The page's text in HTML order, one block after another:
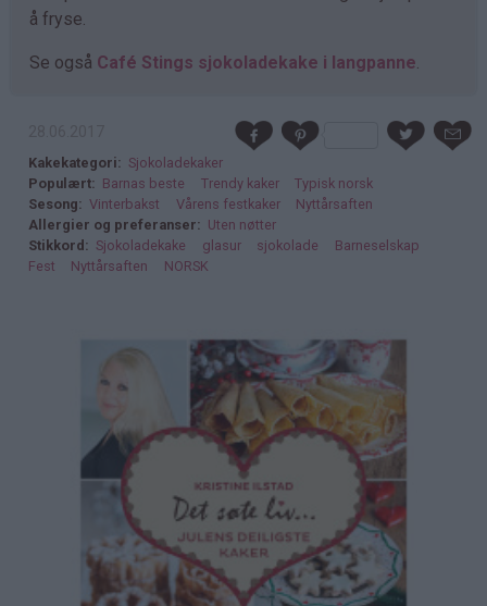
å fryse.
Se også Café Stings sjokoladekake i langpanne
Kakekategori
Sjokoladekaker
Populært
Barnas beste Trendy kaker
Typisk norsk
Sesong
Vinterbakst Vårens festkaker
Nyttårsaften
Allergier og preferanser
Uten nøtter
Stikkord
Sjokoladekake glasur sjokolade
Barneselskap
Fest
Nyttårsaften NORSK